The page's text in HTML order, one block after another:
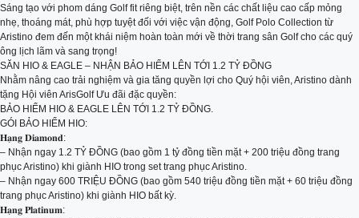
Sáng tạo với phom dáng Golf fit riêng biệt, trên nền các chất liệu cao cấp mỏng
nhẹ, thoáng mát, phù hợp tuyệt đối với việc vận động, Golf Polo Collection từ
Aristino đem đến một khái niệm hoàn toàn mới về thời trang sân Golf cho các quý
ông lịch lãm và sang trọng!
SĂN HIO & EAGLE – NHẬN BẢO HIỂM LÊN TỚI 1.2 TỶ ĐỒNG
Nhằm nâng cao trải nghiệm và gia tăng quyền lợi cho Quý hội viên, Aristino dành
tặng Hội viên ArisGolf Ưu đãi đặc quyền:
BẢO HIỂM HIO & EAGLE LÊN TỚI 1.2 TỶ ĐỒNG.
GÓI BẢO HIỂM HIO:
𝐇𝐚̣𝐧𝐠 𝐃𝐢𝐚𝐦𝐨𝐧𝐝:
– Nhận ngay 1.2 TỶ ĐỒNG (bao gồm 1 tỷ đồng tiền mặt + 200 triệu đồng trang
phục Aristino) khi giành HIO trong set trang phục Aristino.
– Nhận ngay 600 TRIỆU ĐỒNG (bao gồm 540 triệu đồng tiền mặt + 60 triệu đồng
trang phục Aristino) khi giành HIO bất kỳ.
𝐇𝐚̣𝐧𝐠 𝐏𝐥𝐚𝐭𝐢𝐧𝐮𝐦: